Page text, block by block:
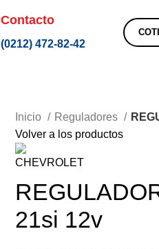
Contacto
(0212) 472-82-42
Inicio Reguladores
Volver a los productos
21si 12v